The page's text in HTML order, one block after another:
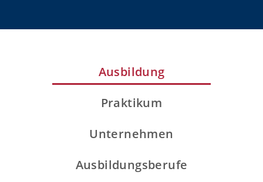
Ausbildung
Praktikum
Unternehmen
Ausbildungsberufe